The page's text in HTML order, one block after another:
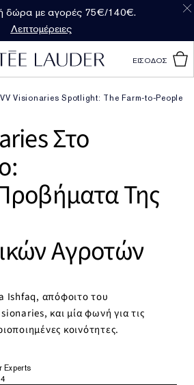
δώρα με αγορές 75€/140€.
Λεπτομέρειες
ΕΙΣΟΔΟΣ
VV Visionaries Spotlight: The Farm-to-People
Στο
Της
Αγροτών
Ishfaq, απόφοιτο του
και μία φωνή για τις
κοινότητες.
Experts